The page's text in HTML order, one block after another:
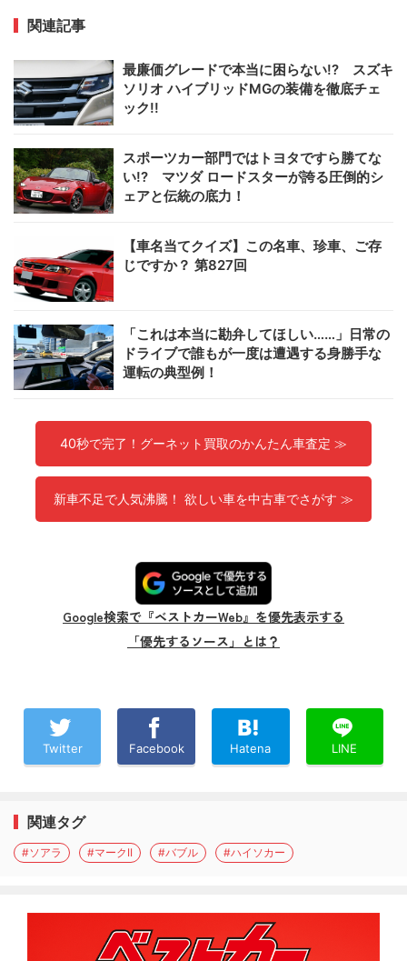
関連記事
最廉価グレードで本当に困らない!? スズキ
ソリオ ハイブリッドMGの装備を徹底チェ
ック!!
スポーツカー部門ではトヨタですら勝てな
い!? マツダ ロードスターが誇る圧倒的シ
ェアと伝統の底力！
【車名当てクイズ】この名車、珍車、ご存
じですか？ 第827回
「これは本当に勘弁してほしい……」日常の
ドライブで誰もが一度は遭遇する身勝手な
運転の典型例！
40秒で完了！グーネット買取のかんたん車査定 ≫
新車不足で人気沸騰！ 欲しい車を中古車でさがす ≫
Google検索で『ベストカーWeb』を優先表示する
「優先するソース」とは？
Twitter Facebook Hatena LINE
関連タグ
#ソアラ #マークII #バブル #ハイソカー